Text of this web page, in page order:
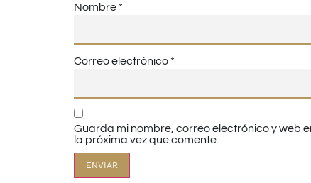
Nombre *
Correo electrónico *
Guarda mi nombre, correo electrónico y web
la próxima vez que comente.